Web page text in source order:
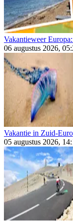
Vakantieweer
06 augustus 2026,
Vakantie in Zuid-
05 augustus 2026,